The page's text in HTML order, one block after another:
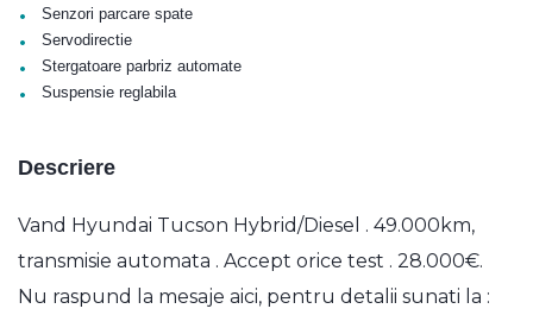
• Senzori parcare spate
• Servodirectie
• Stergatoare parbriz automate
• Suspensie reglabila
Descriere
Vand Hyundai Tucson Hybrid/Diesel . 49.000km,
transmisie automata . Accept orice test . 28.000€.
Nu raspund la mesaje aici, pentru detalii sunati la :